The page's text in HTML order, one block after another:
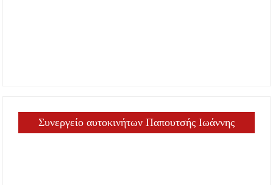
Συνεργείο αυτοκινήτων Παπουτσής Ιωάννης